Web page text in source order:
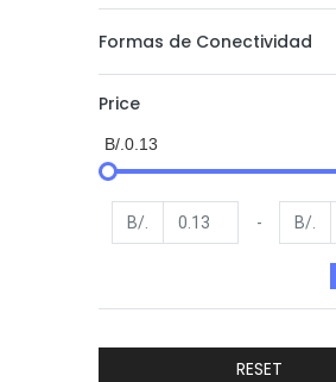
Formas de Conectividad
Price
B/.0.13
B/. - B/.
RESET